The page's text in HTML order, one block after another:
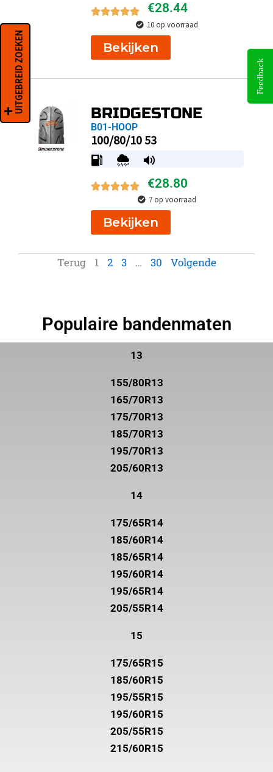
€28.44
10 op voorraad
Bekijken
BRIDGESTONE
B01-HOOP
100/80/10 53
€28.80
7 op voorraad
Bekijken
Terug 1 2 3 … 30 Volgende
Populaire bandenmaten
13
155/80R13
165/70R13
175/70R13
185/70R13
195/70R13
205/60R13
14
175/65R14
185/60R14
185/65R14
195/60R14
195/65R14
205/55R14
15
175/65R15
185/60R15
195/55R15
195/60R15
205/55R15
215/60R15
UITGEBREID ZOEKEN Feedback